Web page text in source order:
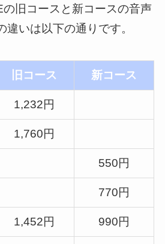
旧コースと新コースの音声
違いは以下の通りです。
旧コース 新コース
1,232円
1,760円
550円
770円
1,452円 990円